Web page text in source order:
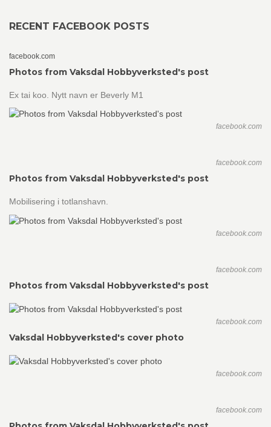
RECENT FACEBOOK POSTS
facebook.com
Photos from Vaksdal Hobbyverksted's post
Ex tai koo. Nytt navn er Beverly M1
facebook.com
facebook.com
Photos from Vaksdal Hobbyverksted's post
Mobilisering i totlanshavn.
facebook.com
facebook.com
Photos from Vaksdal Hobbyverksted's post
facebook.com
Vaksdal Hobbyverksted's cover photo
facebook.com
facebook.com